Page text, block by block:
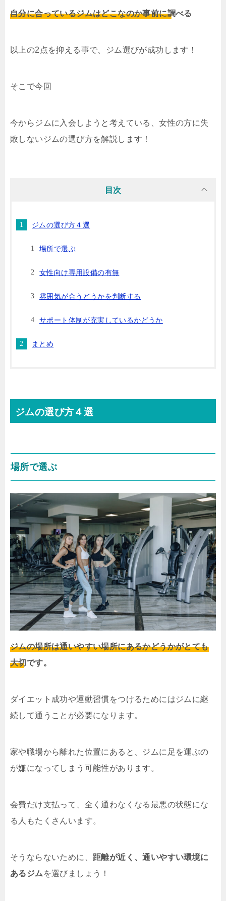
自分に合っているジムはどこなのか事前に調べる
以上の2点を抑える事で、ジム選びが成功します！
そこで今回
今からジムに入会しようと考えている、女性の方に失
敗しないジムの選び方を解説します！
目次
ジムの選び方４選
場所で選ぶ
女性向け専用設備の有無
雰囲気が合うどうかを判断する
サポート体制が充実しているかどうか
まとめ
ジムの選び方４選
場所で選ぶ
ジムの場所は通いやすい場所にあるかどうかがとても
大切です。
ダイエット成功や運動習慣をつけるためにはジムに継
続して通うことが必要になります。
家や職場から離れた位置にあると、ジムに足を運ぶの
が嫌になってしまう可能性があります。
会費だけ支払って、全く通わなくなる最悪の状態にな
る人もたくさんいます。
そうならないために、 距離が近く、通いやすい環境に
あるジム を選びましょう！